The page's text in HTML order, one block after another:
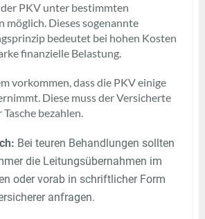
PKV unter bestimmten
möglich. Dieses sogenannte
bedeutet bei hohen Kosten
finanzielle Belastung.
vorkommen, dass die PKV einige
Diese muss der Versicherte
bezahlen.
Bei teuren Behandlungen sollten
die Leitungsübernahmen im
oder vorab in schriftlicher Form
anfragen.